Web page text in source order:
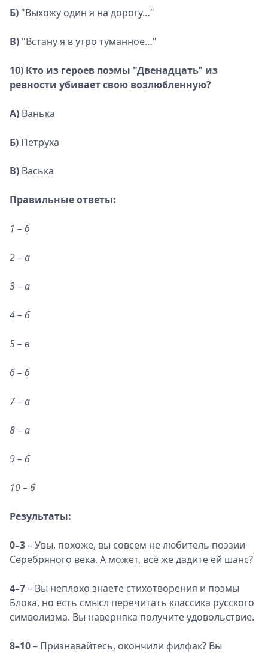
Б) "Выхожу один я на дорогу…"
В) "Встану я в утро туманное…"
10) Кто из героев поэмы "Двенадцать" из
ревности убивает свою возлюбленную?
А) Ванька
Б) Петруха
В) Васька
Правильные ответы:
1 – б
2 – а
3 – а
4 – б
5 – в
6 – б
7 – а
8 – а
9 – б
10 – б
Результаты:
0–3– Увы, похоже, вы совсем не любитель поэзии
Серебряного века. А может, всё же дадите ей шанс?
4–7– Вы неплохо знаете стихотворения и поэмы
Блока, но есть смысл перечитать классика русского
символизма. Вы наверняка получите удовольствие.
8–10– Признавайтесь, окончили филфак? Вы